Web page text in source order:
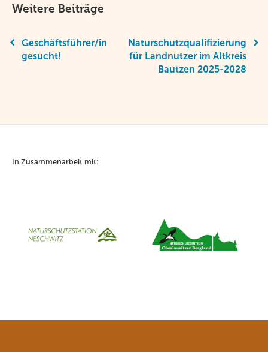
Weitere Beiträge
Geschäftsführer/in
gesucht!
Naturschutzqualifizierung
für Landnutzer im Altkreis
Bautzen 2025-2028
In Zusammenarbeit mit: